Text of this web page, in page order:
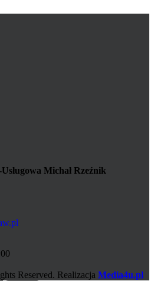
Michał Rzeźnik
Reserved. Realizacja Media4u.pl